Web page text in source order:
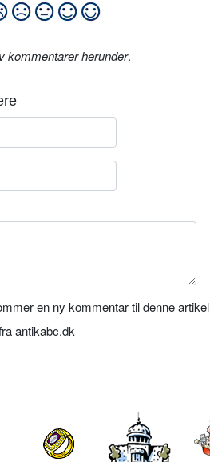
kommentarer herunder.
en ny kommentar til denne artikel
antikabc.dk